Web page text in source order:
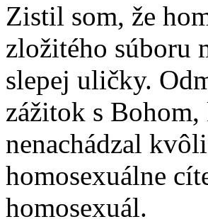
Zistil som, že
zložitého súboru
slepej uličky.
zážitok s
nenachádzal
homosexuálne
homosexuál.